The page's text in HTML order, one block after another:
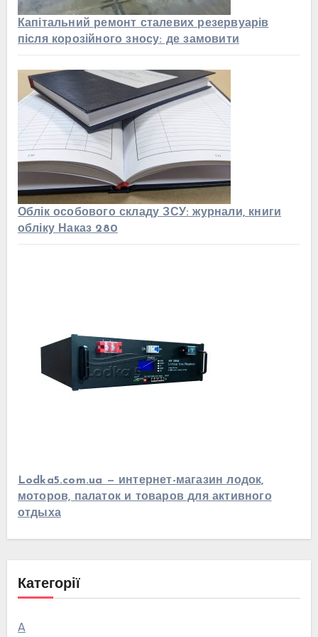
Капітальний ремонт сталевих резервуарів
після корозійного зносу: де замовити
Облік особового складу ЗСУ: журнали, книги
обліку Наказ 280
Lodka5.com.ua — интернет-магазин лодок,
моторов, палаток и товаров для активного
отдыха
Категорії
А